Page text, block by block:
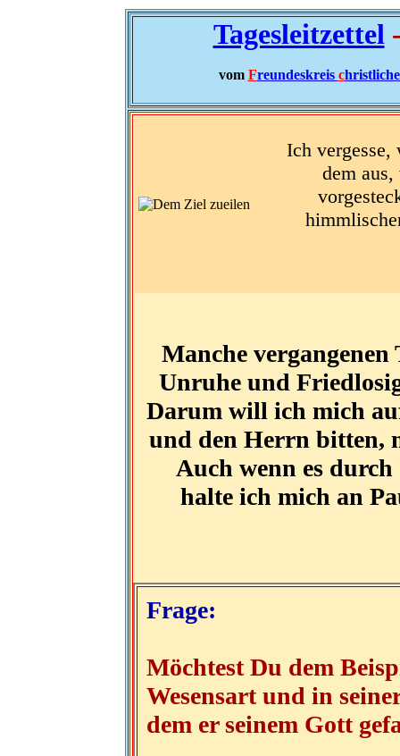
Tagesleitzettel
vom Freundeskreis c
Ich vergesse,
dem
Manche
Unruhe und
Darum will ich mich
und den Herrn bitten,
Auch wenn es
halte ich mich an
Frage:
Möchtest Du dem
Wesensart und in
dem er seinem Gott